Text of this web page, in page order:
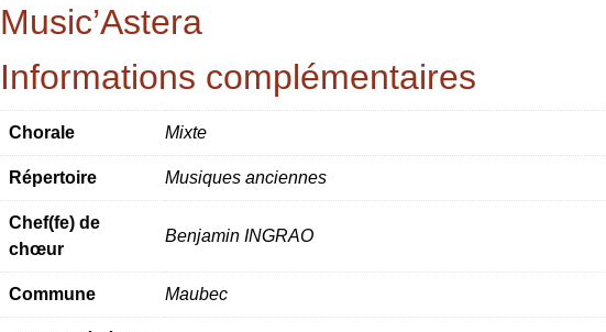
Music’Astera
Informations complémentaires
Chorale Mixte
Répertoire Musiques anciennes
Chef(fe) de
chœur
Benjamin INGRAO
Commune Maubec